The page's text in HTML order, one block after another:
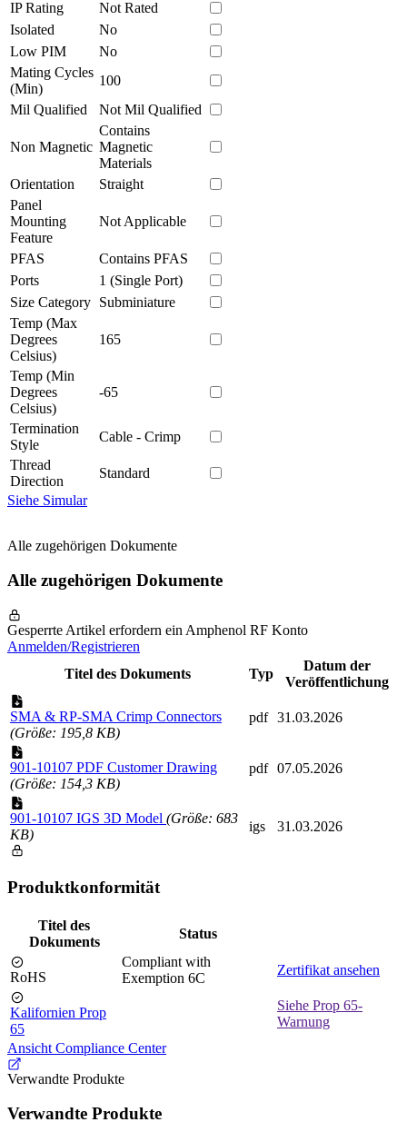
IP Rating
Not Rated
Isolated
No
Low PIM
No
Mating Cycles
(Min)
100
Mil Qualified
Not Mil Qualified
Non Magnetic
Contains
Magnetic
Materials
Orientation
Straight
Panel
Mounting
Feature
Not Applicable
PFAS
Contains PFAS
Ports
1 (Single Port)
Size Category Subminiature
Temp (Max
Degrees
Celsius)
165
Temp (Min
Degrees
Celsius)
-65
Termination
Style
Cable - Crimp
Thread
Direction
Standard
Siehe Simular
Alle zugehörigen Dokumente
Alle zugehörigen Dokumente
Gesperrte Artikel erfordern ein Amphenol RF Konto
Anmelden/Registrieren
Titel des Dokuments
Typ
Datum der
Veröffentlichung
SMA & RP-SMA Crimp Connectors
(Größe: 195,8 KB)
pdf 31.03.2026
901-10107 PDF Customer Drawing
(Größe: 154,3 KB)
pdf 07.05.2026
901-10107 IGS 3D Model (Größe: 683
KB)
igs 31.03.2026
Produktkonformität
Titel des
Dokuments
Status
RoHS
Compliant with
Exemption 6C
Zertifikat ansehen
Kalifornien Prop
65
Siehe Prop 65-
Warnung
Ansicht Compliance Center
Verwandte Produkte
Verwandte Produkte